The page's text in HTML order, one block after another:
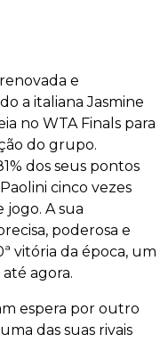
e
a italiana Jasmine
no WTA Finals para
do grupo.
dos seus pontos
cinco vezes
jogo. A sua
poderosa e
vitória da época, um
agora.
espera por outro
das suas rivais